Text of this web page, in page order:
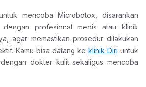
mencoba Microbotox, disarankan
dengan profesional medis atau klinik
agar memastikan prosedur dilakukan
Kamu bisa datang ke klinik Diri untuk
dokter kulit sekaligus mencoba